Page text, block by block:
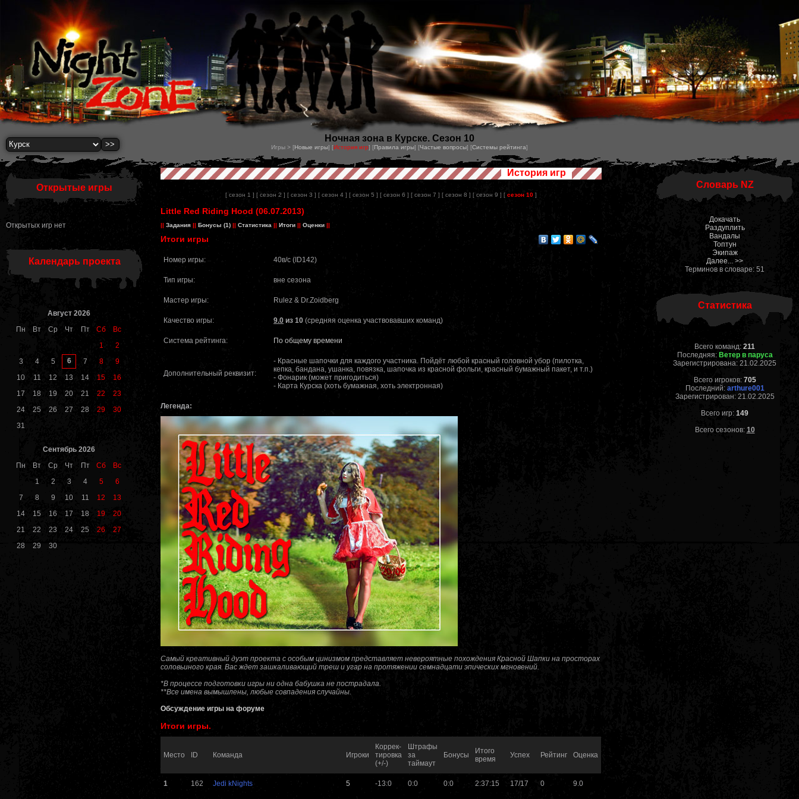
Ночная зона в Курске. Сезон 10
Игры > [Новые игры] [История игр] [Правила игры] [Частые вопросы] [Системы рейтинга]
Открытые игры
Открытых игр нет
Календарь проекта
Август 2026
Пн
Вт Ср Чт Пт Сб
Вс
1
2
3
4 5 6 7 8
9
10
11 12 13 14 15
16
17
18 19 20 21 22
23
24
25 26 27 28 29
30
31
Сентябрь 2026
Пн
Вт Ср Чт Пт Сб
Вс
1
2 3 4 5
6
7
8 9 10 11 12
13
14
15 16 17 18 19
20
21
22 23 24 25 26
27
28
29 30
История игр
[ сезон 1 ] [ сезон 2 ] [ сезон 3 ] [ сезон 4 ] [ сезон 5 ] [ сезон 6 ] [ сезон 7 ] [ сезон 8 ] [ сезон 9 ] [ сезон 10 ]
Little Red Riding Hood (06.07.2013)
|| Задания || Бонусы (1) || Статистика || Итоги || Оценки ||
Итоги игры
Номер игры: 40в/с (ID142)
Тип игры: вне сезона
Мастер игры: Rulez & Dr.Zoidberg
Качество игры: 9.0 из 10 (средняя оценка участвовавших команд)
Система рейтинга: По общему времени
Дополнительный реквизит:
- Красные шапочки для каждого участника. Пойдёт любой красный головной убор (пилотка,
кепка, бандана, ушанка, повязка, шапочка из красной фольги, красный бумажный пакет, и т.п.)
- Фонарик (может пригодиться)
- Карта Курска (хоть бумажная, хоть электронная)
Легенда:
Самый креативный дуэт проекта с особым цинизмом представляет невероятные похождения Красной Шапки на просторах
соловьиного края. Вас ждет зашкаливающий треш и угар на протяжении семнадцати эпических мгновений.
*В процессе подготовки игры ни одна бабушка не пострадала.
**Все имена вымышлены, любые совпадения случайны.
Обсуждение игры на форуме
Итоги игры.
Место ID Команда Игроки
Коррек-
тировка
(+/-)
Штрафы
за
таймаут
Бонусы
Итого
время
Успех Рейтинг Оценка
1 162 Jedi kNights 5 -13:0 0:0 0:0 2:37:15 17/17 0 9.0
Словарь NZ
Докачать
Раздуплить
Вандалы
Топтун
Экипаж
Далее... >>
Терминов в словаре: 51
Статистика
Всего команд: 211
Последняя: Ветер в паруса
Зарегистрирована: 21.02.2025
Всего игроков: 705
Последний: arthure001
Зарегистрирован: 21.02.2025
Всего игр: 149
Всего сезонов: 10